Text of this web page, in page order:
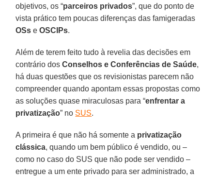
objetivos, os “parceiros privados”, que do ponto de
vista prático tem poucas diferenças das famigeradas
OSs eOSCIPs.
Além de terem feito tudo à revelia das decisões em
contrário dosConselhos e Conferências de Saúde,
há duas questões que os revisionistas parecem não
compreender quando apontam essas propostas como
as soluções quase miraculosas para “enfrentar a
privatização” no SUS.
A primeira é que não há somente a privatização
clássica, quando um bem público é vendido, ou –
como no caso do SUS que não pode ser vendido –
entregue a um ente privado para ser administrado, a